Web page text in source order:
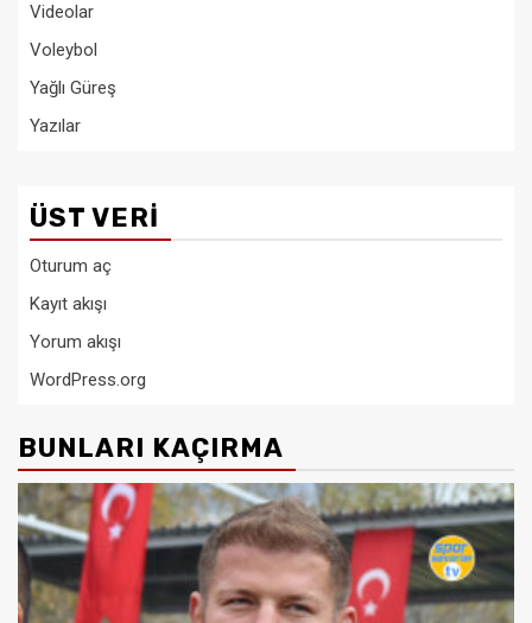
Videolar
Voleybol
Yağlı Güreş
Yazılar
ÜST VERI
Oturum aç
Kayıt akışı
Yorum akışı
WordPress.org
BUNLARI KAÇIRMA